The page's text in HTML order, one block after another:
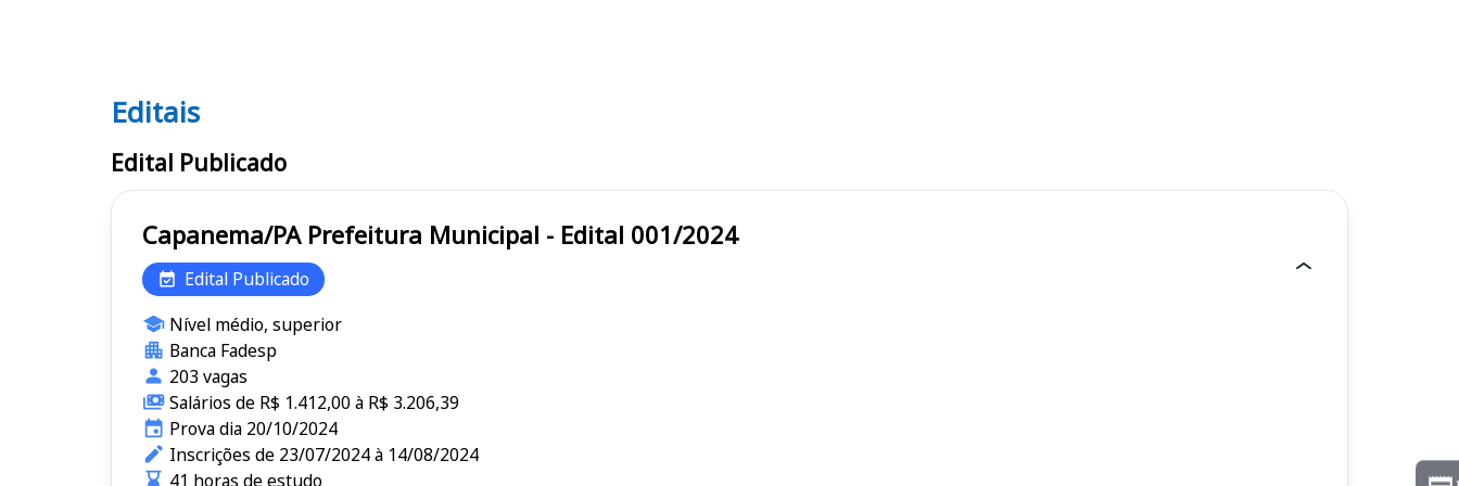
Editais
Editais
Edital Publicado
Capanema/PA Prefeitura Municipal - Edital 001/2024
Edital Publicado
Nível médio, superior
Banca Fadesp
203 vagas
Salários de R$ 1.412,00 à R$ 3.206,39
Prova dia 20/10/2024
Inscrições de 23/07/2024 à 14/08/2024
41 horas de estudo